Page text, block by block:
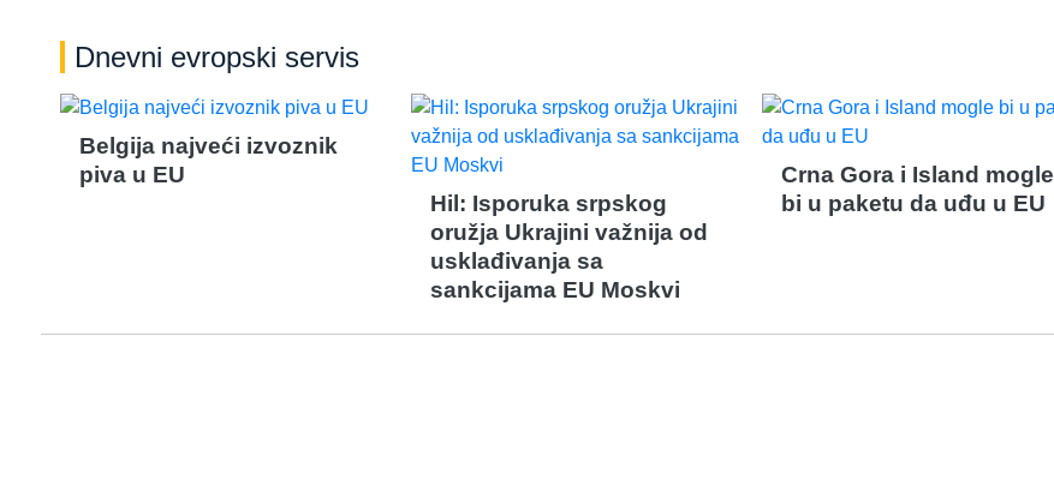
Dnevni evropski servis
Belgija najveći izvoznik
piva u EU
Hil: Isporuka srpskog
oružja Ukrajini važnija od
usklađivanja sa
sankcijama EU Moskvi
Crna Gora i Island mogle
bi u paketu da uđu u EU